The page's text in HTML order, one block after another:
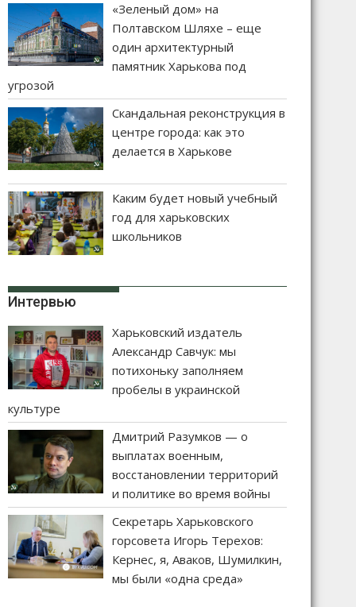
«Зеленый дом» на
Полтавском Шляхе – еще
один архитектурный
памятник Харькова под
угрозой
Скандальная реконструкция в
центре города: как это
делается в Харькове
Каким будет новый учебный
год для харьковских
школьников
Интервью
Харьковский издатель
Александр Савчук: мы
потихоньку заполняем
пробелы в украинской
культуре
Дмитрий Разумков — о
выплатах военным,
восстановлении территорий
и политике во время войны
Секретарь Харьковского
горсовета Игорь Терехов:
Кернес, я, Аваков, Шумилкин,
мы были «одна среда»